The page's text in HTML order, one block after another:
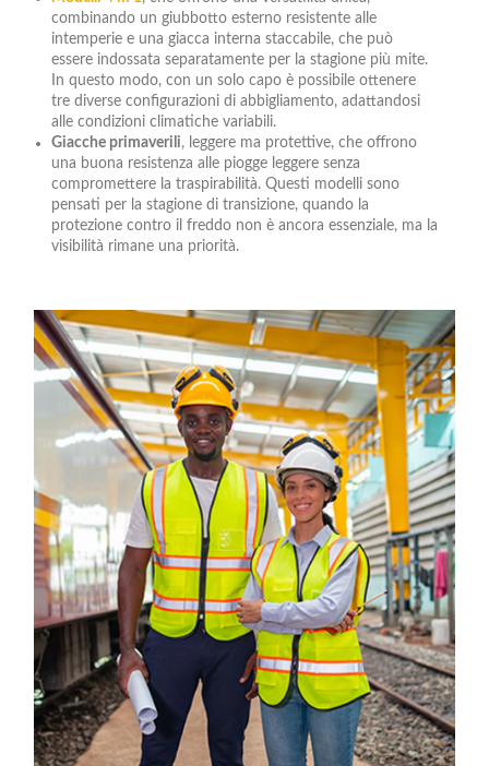
combinando un giubbotto esterno resistente alle
intemperie e una giacca interna staccabile, che può
essere indossata separatamente per la stagione più mite.
In questo modo, con un solo capo è possibile ottenere
tre diverse configurazioni di abbigliamento, adattandosi
alle condizioni climatiche variabili.
Giacche primaverili, leggere ma protettive, che offrono
una buona resistenza alle piogge leggere senza
compromettere la traspirabilità. Questi modelli sono
pensati per la stagione di transizione, quando la
protezione contro il freddo non è ancora essenziale, ma la
visibilità rimane una priorità.